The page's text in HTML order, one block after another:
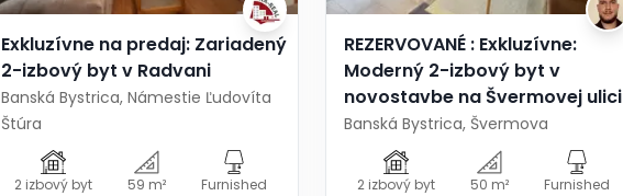
Exkluzívne na predaj: Zariadený
2-izbový byt v Radvani
Banská Bystrica, Námestie Ľudovíta
Štúra
2 izbový byt 59 m² Furnished
REZERVOVANÉ : Exkluzívne:
Moderný 2-izbový byt v
novostavbe na Švermovej ulici
Banská Bystrica, Švermova
2 izbový byt 50 m² Furnished